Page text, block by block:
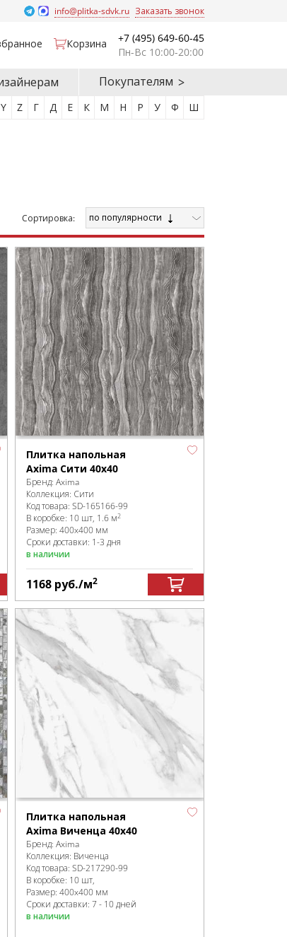
info@plitka-sdvk.ru Заказать звонок
Корзина
+7 (495) 649-60-45
Пн-Вс 10:00-20:00
Покупателям
Y Z Г Д Е К М Н Р У Ф Ш
Cортировка: по популярности
Плитка напольная
Axima Сити 40х40
Бренд: Axima
Коллекция: Сити
Код товара: SD-165166-99
В коробке: 10 шт, 1.6 м2
Размер: 400x400 мм
Сроки доставки: 1-3 дня
в наличии
1168 руб./м2
Плитка напольная
Axima Виченца 40х40
Бренд: Axima
Коллекция: Виченца
Код товара: SD-217290-99
В коробке: 10 шт,
Размер: 400x400 мм
Сроки доставки: 7 - 10 дней
в наличии